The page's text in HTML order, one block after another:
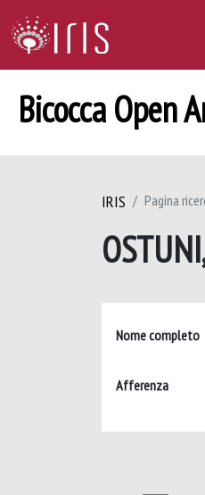
Bicocca Open
IRIS Pagina
Nome completo
Afferenza